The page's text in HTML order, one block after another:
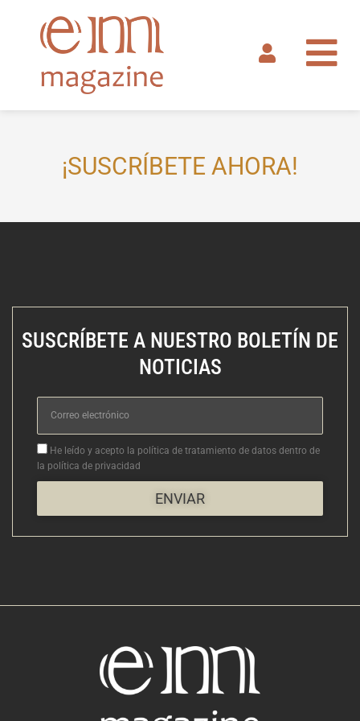
contenido
¡SUSCRÍBETE AHORA!
SUSCRÍBETE A NUESTRO BOLETÍN DE
NOTICIAS
Correo
electrónico
Aceptacion
He leído y acepto la política de tratamiento de datos dentro de
la política de privacidad
ENVIAR